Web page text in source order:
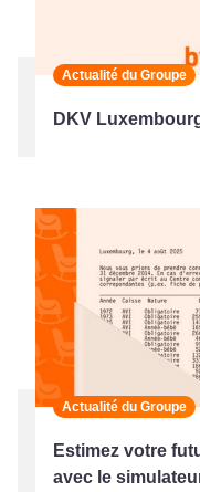
Actualité du Groupe
DKV
Actualité du Groupe
Estimez votre
avec le